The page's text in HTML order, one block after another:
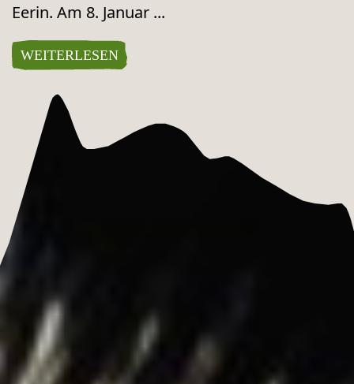
Eerin. Am 8. Januar ...
WEITERLESEN